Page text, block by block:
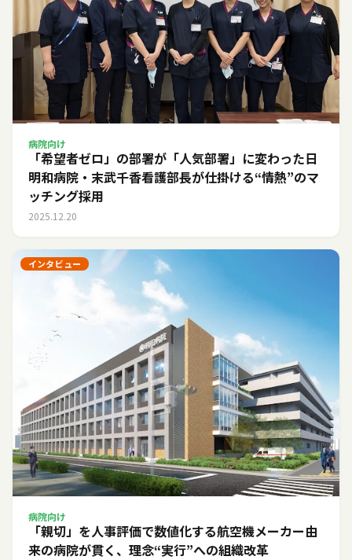
病院向け
「希望者ゼロ」の部署が「人気部署」に変わった日――
明和病院・末武千香看護部長が仕掛ける“情熱”のマ
ッチング採用
2025.12.20
インタビュー
病院向け
「親切」を人事評価で数値化する――航空機メーカー由
来の病院が貫く、理念“実行”への組織改革